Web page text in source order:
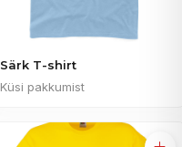
Särk T-shirt
Küsi pakkumist